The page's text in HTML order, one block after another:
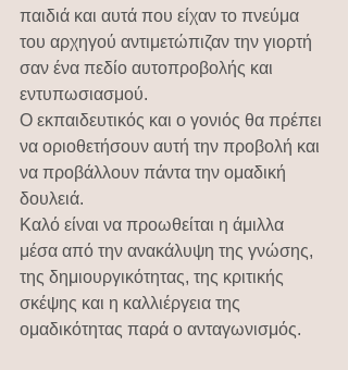
παιδιά και αυτά που είχαν το πνεύμα
του αρχηγού αντιμετώπιζαν την γιορτή
σαν ένα πεδίο αυτοπροβολής και
εντυπωσιασμού.
Ο εκπαιδευτικός και ο γονιός θα πρέπει
να οριοθετήσουν αυτή την προβολή και
να προβάλλουν πάντα την ομαδική
δουλειά.
Καλό είναι να προωθείται η άμιλλα
μέσα από την ανακάλυψη της γνώσης,
της δημιουργικότητας, της κριτικής
σκέψης και η καλλιέργεια της
ομαδικότητας παρά ο ανταγωνισμός.